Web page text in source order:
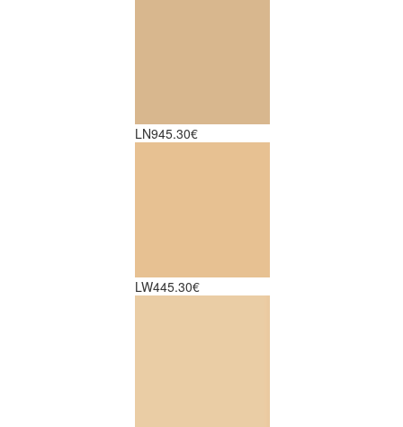
LN945.30€
LW445.30€